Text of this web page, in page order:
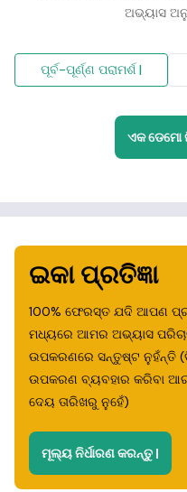
ଅଭ୍ୟାସ
ପୂର୍ବ-ପୂର୍ଣ୍ଣ ପରାମର୍ଶ |
ଏକ ଡେମୋ
ଇକା ପ୍ରତିଜ୍ଞା
100% ଫେରସ୍ତ ଯଦି ଆପଣ
ମଧ୍ୟରେ ଆମର ଅଭ୍ୟାସ
ଉପକରଣରେ ସନ୍ତୁଷ୍ଟ ନୁହଁନ୍ତି
ଉପକରଣ ବ୍ୟବହାର କରିବା
ଦେୟ ତାରିଖରୁ ନୁହେଁ)
ମୂଲ୍ୟ ନିର୍ଧାରଣ କରନ୍ତୁ |